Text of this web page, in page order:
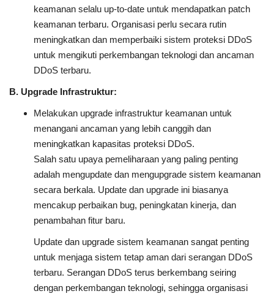
keamanan selalu up-to-date untuk mendapatkan patch
keamanan terbaru. Organisasi perlu secara rutin
meningkatkan dan memperbaiki sistem proteksi DDoS
untuk mengikuti perkembangan teknologi dan ancaman
DDoS terbaru.
B. Upgrade Infrastruktur:
Melakukan upgrade infrastruktur keamanan untuk
menangani ancaman yang lebih canggih dan
meningkatkan kapasitas proteksi DDoS.
Salah satu upaya pemeliharaan yang paling penting
adalah mengupdate dan mengupgrade sistem keamanan
secara berkala. Update dan upgrade ini biasanya
mencakup perbaikan bug, peningkatan kinerja, dan
penambahan fitur baru.
Update dan upgrade sistem keamanan sangat penting
untuk menjaga sistem tetap aman dari serangan DDoS
terbaru. Serangan DDoS terus berkembang seiring
dengan perkembangan teknologi, sehingga organisasi